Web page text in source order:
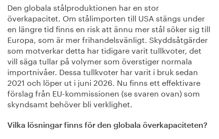
Den globala stålproduktionen har en stor
överkapacitet. Om stålimporten till USA stängs under
en längre tid finns en risk att ännu mer stål söker sig till
Europa, som är mer frihandelsvänligt. Skyddsåtgärder
som motverkar detta har tidigare varit tullkvoter, det
vill säga tullar på volymer som överstiger normala
importnivåer. Dessa tullkvoter har varit i bruk sedan
2021 och löper ut i juni 2026. Nu finns ett effektivare
förslag från EU-kommissionen (se svaren ovan) som
skyndsamt behöver bli verklighet.
Vilka lösningar finns för den globala överkapaciteten?